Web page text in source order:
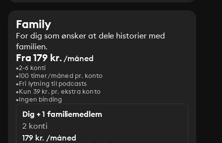
Family
For dig som ønsker at dele historier med
familien.
Fra 179 kr./måned
2-6 konti
100 timer/måned pr. konto
Fri lytning til podcasts
Kun 39 kr. pr. ekstra konto
Ingen binding
Dig + 1 familiemedlem
2 konti
179 kr. /måned